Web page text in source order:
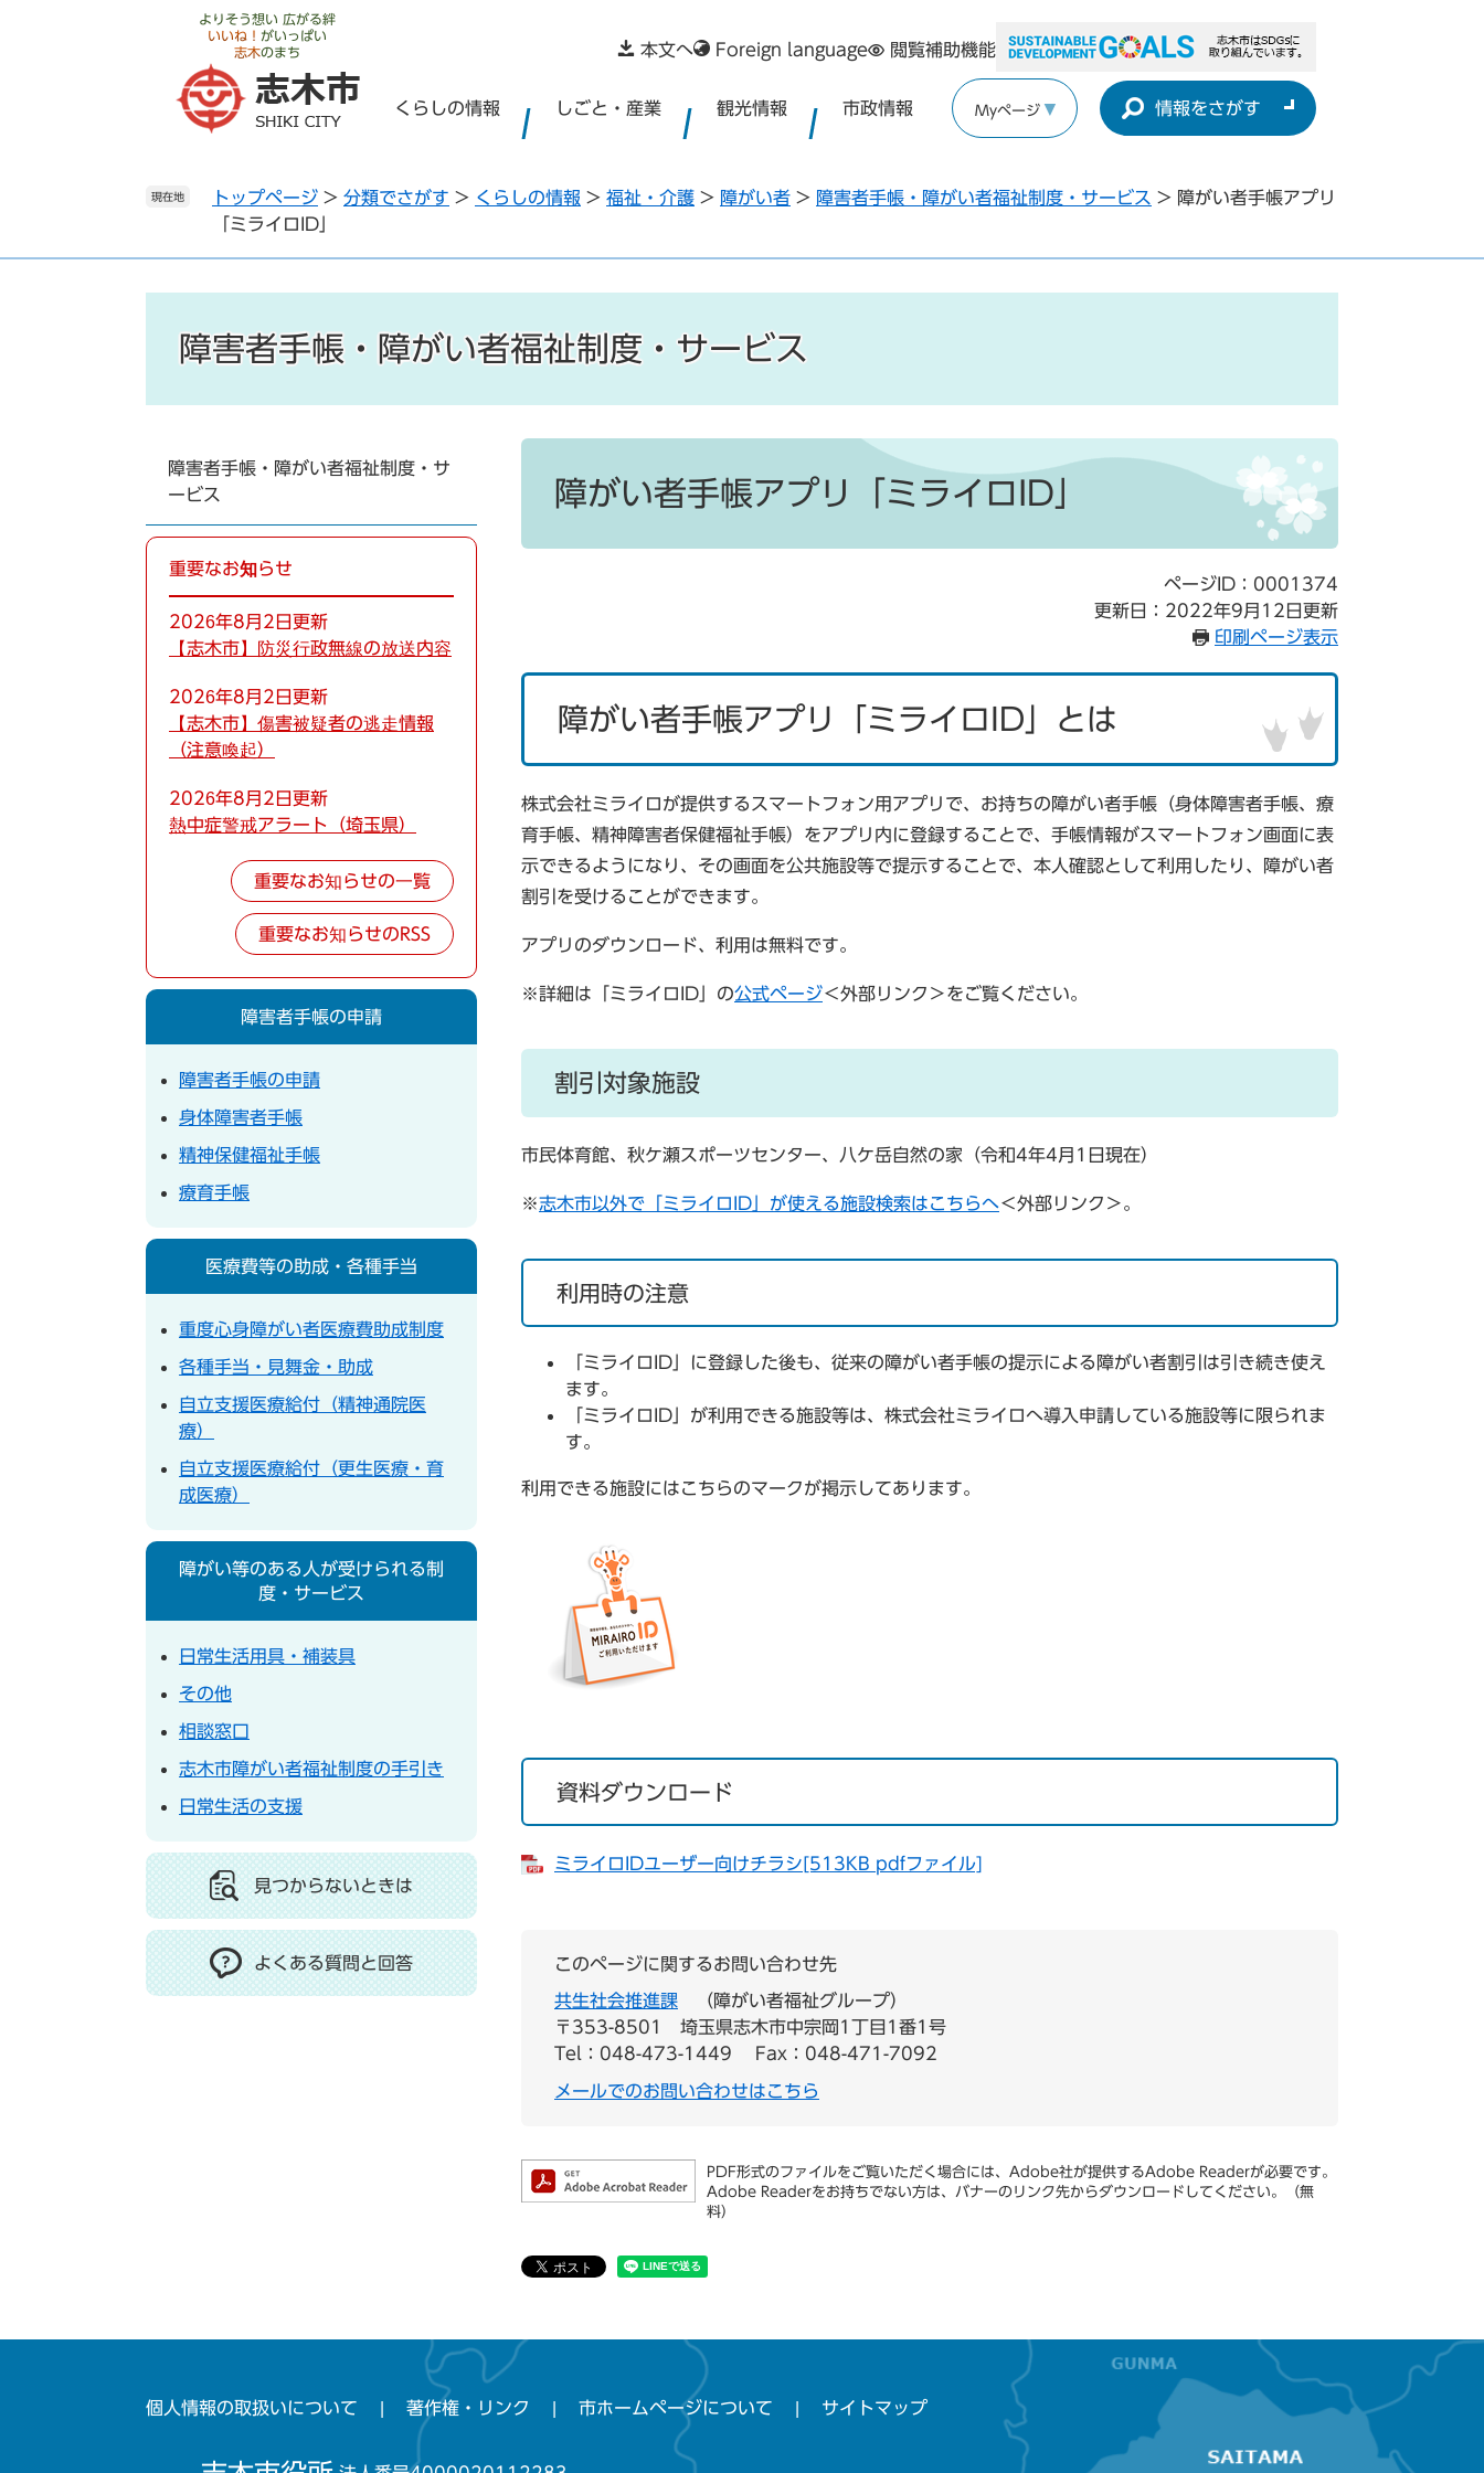
よりそう想い 広がる絆
いいね！ がいっぱい
志木のまち 本文へ Foreign language 閲覧補助機能
くらしの情報 しごと・産業 観光情報 市政情報 Myページ 情報をさがす
現在地 トップページ > 分類でさがす > くらしの情報 > 福祉・介護 > 障がい者 > 障害者手帳・障がい者福祉制度・サービス > 障がい者手帳アプリ
「ミライロID」
障害者手帳・障がい者福祉制度・サービス
障がい者手帳アプリ「ミライロID」
ページID：0001374
更新日：2022年9月12日更新
印刷ページ表示
障がい者手帳アプリ「ミライロID」とは
株式会社ミライロが提供するスマートフォン用アプリで、お持ちの障がい者手帳（身体障害者手帳、療
育手帳、精神障害者保健福祉手帳）をアプリ内に登録することで、手帳情報がスマートフォン画面に表
示できるようになり、その画面を公共施設等で提示することで、本人確認として利用したり、障がい者
割引を受けることができます。
アプリのダウンロード、利用は無料です。
※詳細は「ミライロID」の公式ページ＜外部リンク＞をご覧ください。
割引対象施設
市民体育館、秋ケ瀬スポーツセンター、八ケ岳自然の家（令和4年4月1日現在）
※志木市以外で「ミライロID」が使える施設検索はこちらへ＜外部リンク＞。
利用時の注意
「ミライロID」に登録した後も、従来の障がい者手帳の提示による障がい者割引は引き続き使え
ます。
「ミライロID」が利用できる施設等は、株式会社ミライロへ導入申請している施設等に限られま
す。
利用できる施設にはこちらのマークが掲示してあります。
資料ダウンロード
ミライロIDユーザー向けチラシ[513KB pdfファイル]
このページに関するお問い合わせ先
共生社会推進課
障がい者福祉グループ
〒353-8501
埼玉県志木市中宗岡1丁目1番1号
Tel：048-473-1449
Fax：048-471-7092
メールでのお問い合わせはこちら
PDF形式のファイルをご覧いただく場合には、Adobe社が提供するAdobe Readerが必要です。
Adobe Readerをお持ちでない方は、バナーのリンク先からダウンロードしてください。（無
料）
障害者手帳・障がい者福祉制度・サ
ービス
重要なお知らせ
2026年8月2日更新
【志木市】防災行政無線の放送内容
2026年8月2日更新
【志木市】傷害被疑者の逃走情報
（注意喚起）
2026年8月2日更新
熱中症警戒アラート（埼玉県）
重要なお知らせの一覧
重要なお知らせのRSS
障害者手帳の申請
障害者手帳の申請
身体障害者手帳
精神保健福祉手帳
療育手帳
医療費等の助成・各種手当
重度心身障がい者医療費助成制度
各種手当・見舞金・助成
自立支援医療給付（精神通院医
療）
自立支援医療給付（更生医療・育
成医療）
障がい等のある人が受けられる制
度・サービス
日常生活用具・補装具
その他
相談窓口
志木市障がい者福祉制度の手引き
日常生活の支援
見つからないときは
よくある質問と回答
個人情報の取扱いについて 著作権・リンク 市ホームページについて サイトマップ